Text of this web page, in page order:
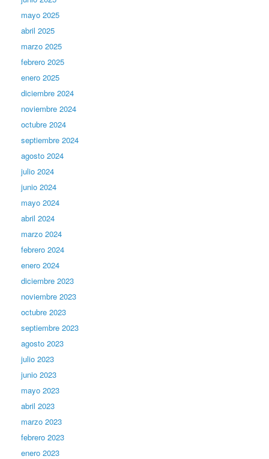
mayo 2025
abril 2025
marzo 2025
febrero 2025
enero 2025
diciembre 2024
noviembre 2024
octubre 2024
septiembre 2024
agosto 2024
julio 2024
junio 2024
mayo 2024
abril 2024
marzo 2024
febrero 2024
enero 2024
diciembre 2023
noviembre 2023
octubre 2023
septiembre 2023
agosto 2023
julio 2023
junio 2023
mayo 2023
abril 2023
marzo 2023
febrero 2023
enero 2023